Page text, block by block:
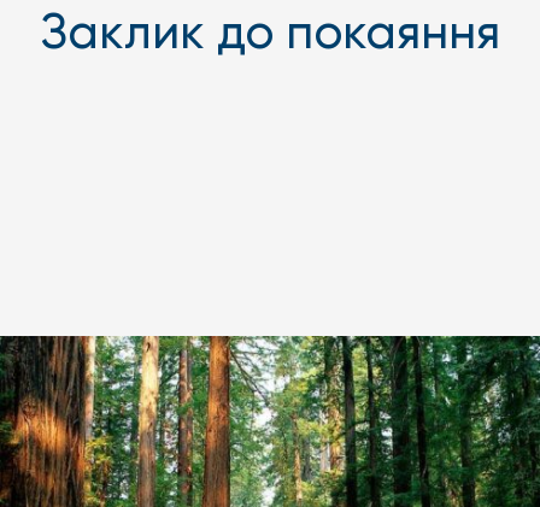
Заклик до покаяння